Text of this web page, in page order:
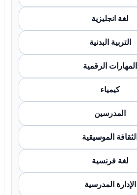
لغة انجليزية
التربية البدنية
المهارات الرقمية
كيمياء
المدرسين
الثقافة الموسيقية
لغة فرنسية
الإدارة المدرسية